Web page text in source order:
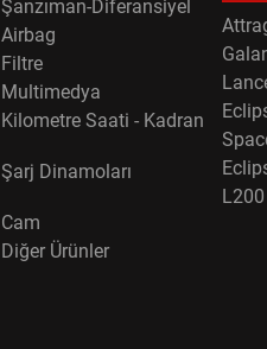
Şanzıman-Diferansiyel
Airbag
Filtre
Multimedya
Kilometre Saati - Kadran
Şarj Dinamoları
Cam
Diğer Ürünler
L200